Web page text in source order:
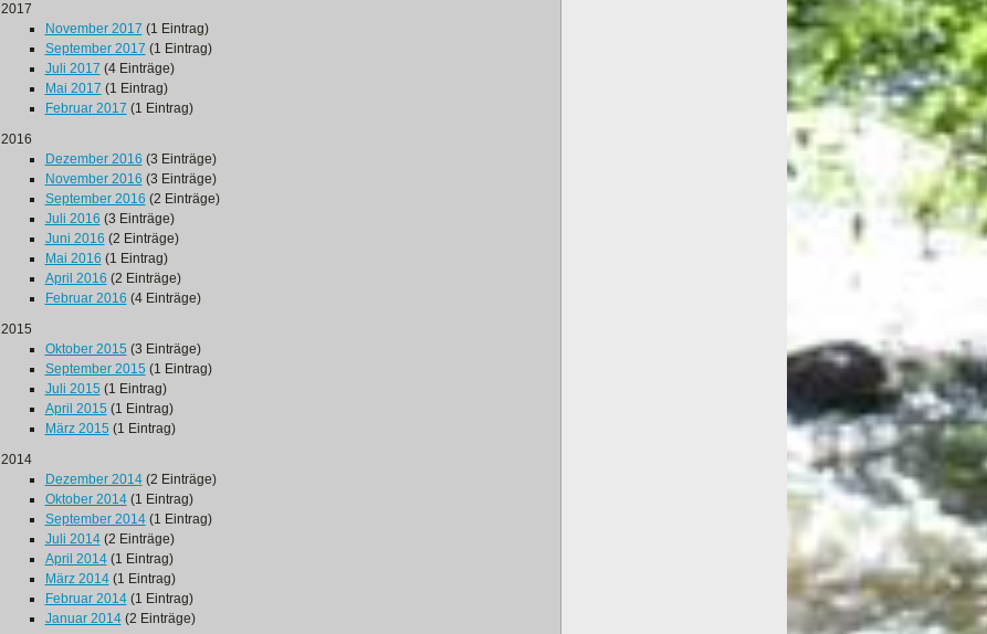
2017
November 2017 (1 Eintrag)
September 2017 (1 Eintrag)
Juli 2017 (4 Einträge)
Mai 2017 (1 Eintrag)
Februar 2017 (1 Eintrag)
2016
Dezember 2016 (3 Einträge)
November 2016 (3 Einträge)
September 2016 (2 Einträge)
Juli 2016 (3 Einträge)
Juni 2016 (2 Einträge)
Mai 2016 (1 Eintrag)
April 2016 (2 Einträge)
Februar 2016 (4 Einträge)
2015
Oktober 2015 (3 Einträge)
September 2015 (1 Eintrag)
Juli 2015 (1 Eintrag)
April 2015 (1 Eintrag)
März 2015 (1 Eintrag)
2014
Dezember 2014(2 Einträge)
Oktober 2014(1 Eintrag)
September 2014(1 Eintrag)
Juli 2014(2 Einträge)
April 2014(1 Eintrag)
März 2014(1 Eintrag)
Februar 2014(1 Eintrag)
Januar 2014(2 Einträge)